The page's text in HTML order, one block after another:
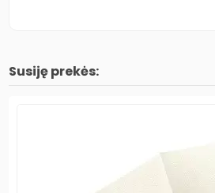
Susiję prekės: